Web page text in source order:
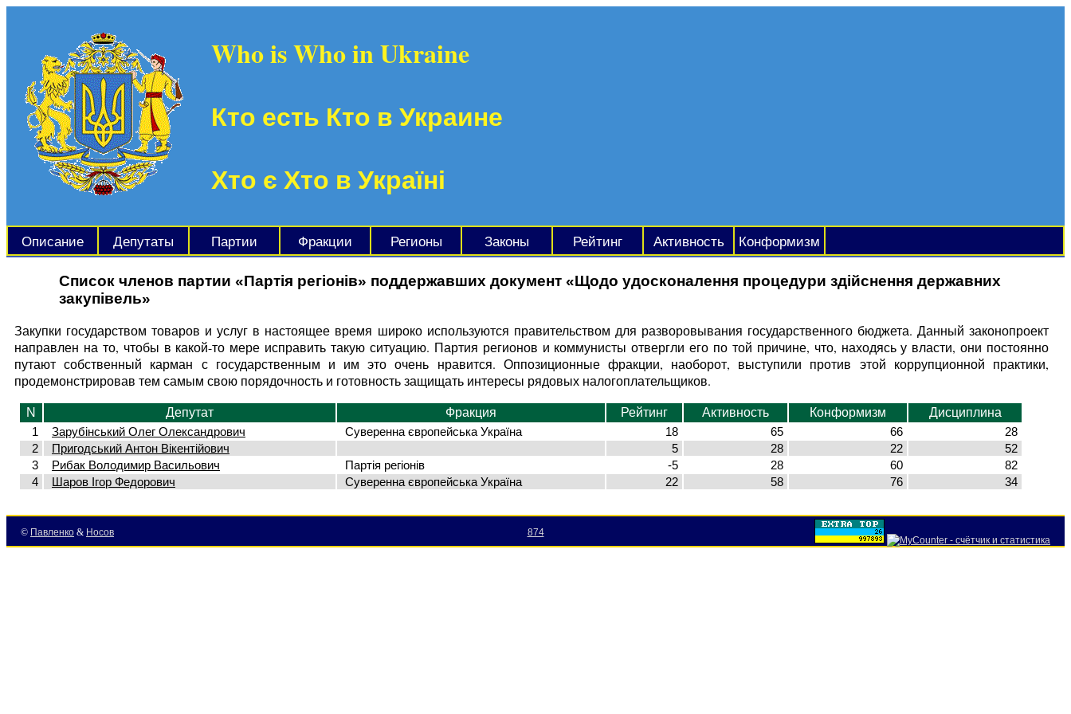
Who is Who in Ukraine
Кто есть Кто в Украине
Хто є Хто в Україні
Описание Депутаты Партии Фракции Регионы Законы Рейтинг Активность Конформизм
Список членов партии «Партія регіонів» поддержавших документ «Щодо удосконалення процедури здійснення державних
закупівель»
Закупки государством товаров и услуг в настоящее время широко используются правительством для разворовывания государственного бюджета. Данный законопроект
направлен на то, чтобы в какой-то мере исправить такую ситуацию. Партия регионов и коммунисты отвергли его по той причине, что, находясь у власти, они постоянно
путают собственный карман с государственным и им это очень нравится. Оппозиционные фракции, наоборот, выступили против этой коррупционной практики,
продемонстрировав тем самым свою порядочность и готовность защищать интересы рядовых налогоплательщиков.
N Депутат Фракция Рейтинг Активность Конформизм
Дисциплина
1
Зарубінський Олег Олександрович Суверенна європейська Україна 18 65 66
28
2
Пригодський Антон Вікентійович 5 28 22
52
3
Рибак Володимир Васильович Партія регіонів -5 28 60
82
4
Шаров Ігор Федорович Суверенна європейська Україна 22 58 76 34
© Павленко & Носов 874